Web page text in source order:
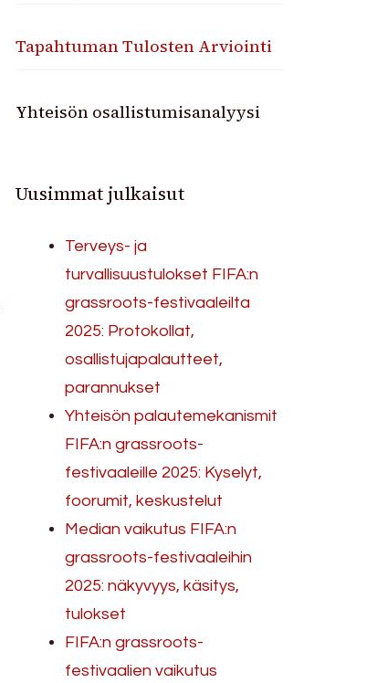
Tapahtuman Tulosten Arviointi
Yhteisön osallistumisanalyysi
Uusimmat julkaisut
Terveys- ja
turvallisuustulokset FIFA:n
grassroots-festivaaleilta
2025: Protokollat,
osallistujapalautteet,
parannukset
Yhteisön palautemekanismit
FIFA:n grassroots-
festivaaleille 2025: Kyselyt,
foorumit, keskustelut
Median vaikutus FIFA:n
grassroots-festivaaleihin
2025: näkyvyys, käsitys,
tulokset
FIFA:n grassroots-
festivaalien vaikutus